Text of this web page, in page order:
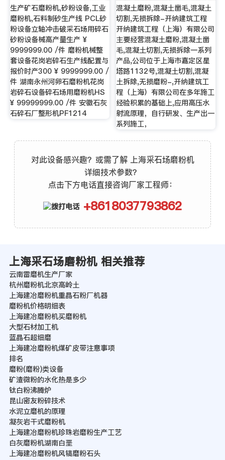
生产矿石磨粉机,砂粉设备,工业
磨粉机,石料制砂生产线 PCL砂
粉设备立轴冲击破采石场用碎石
砂粉设备械高产量生产 ¥
9999999.00 /件 磨粉机械整
套设备花岗岩碎石生产线配置与
报价时产300 ¥ 9999999.00 /
件 湖南永州河卵石磨粉机花岗
岩碎石设备碎石场用磨粉机HS
¥ 99999999.00 /件 安徽石灰
石碎石厂整形机PF1214
混凝土磨粉,混凝土凿毛,混凝土
切割,无损拆除-开纳建筑工程
开纳建筑工程（上海）有限公司
主要经营混凝土磨粉,混凝土凿
毛,混凝土切割,无损拆除一系列
产品,公司位于上海市嘉定区星
塔路1132号,混凝土切割,混凝
土拆除,无损磨粉-,开纳建筑工
程（上海）有限公司在多年施工
经验积累的基础上,应用高压水
射流原理，自行研发、生产出一
系列施工，
对此设备感兴趣？或需了解 上海采石场磨粉机
详细技术参数？
点击下方电话直接咨询厂家工程师：
+8618037793862
上海采石场磨粉机 相关推荐
云南雷磨机生产厂家
杭州磨粉机北京高岭土
上海建冶磨粉机重晶石粉厂机器
磨粉机价格明细表
上海建冶磨粉机买磨粉机
大型石材加工机
蓝晶石超细磨
上海建冶磨粉机煤矿皮带注意事项
排名
磨粉(磨粉)类设备
矿渣微粉的水化热是多少
钛白粉沸腾炉
昆山密友粉碎技术
水泥立磨机的原理
凝灰岩干式磨粉机
上海建冶磨粉机珍珠岩磨粉生产工艺
白灰磨粉机湖南白垩
上海建冶磨粉机风镐磨粉石头